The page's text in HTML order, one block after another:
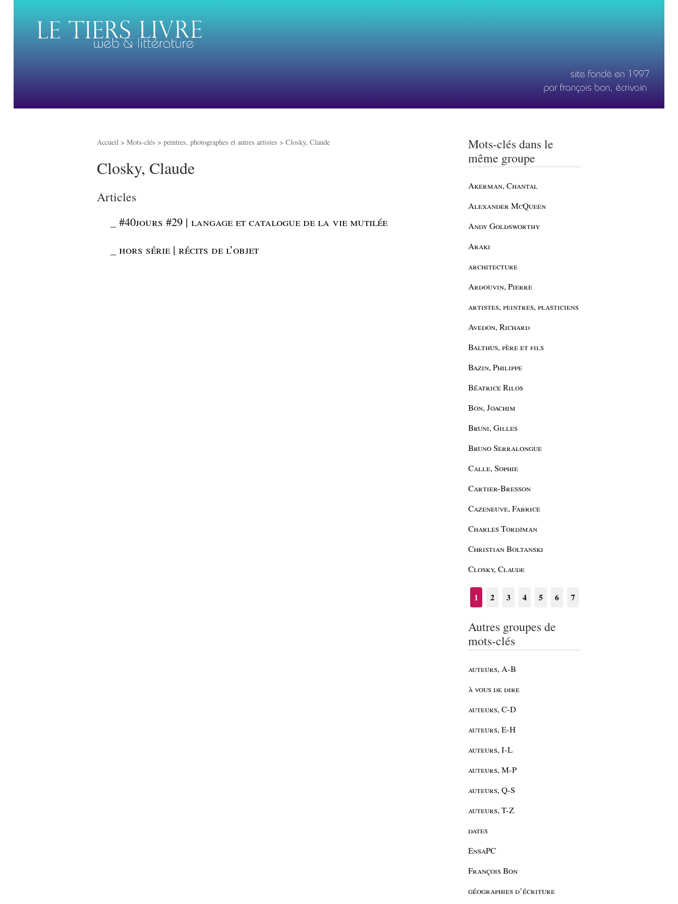
Accueil > Mots-clés > peintres, photographes et autres artistes > Closky, Claude
Closky, Claude
Articles
#40jours #29 | langage et catalogue de la vie mutilée
hors série | récits de l’objet
Mots-clés dans le
même groupe
Akerman, Chantal
Alexander McQueen
Andy Goldsworthy
Araki
architecture
Ardouvin, Pierre
artistes, peintres, plasticiens
Avedon, Richard
Balthus, père et fils
Bazin, Philippe
Béatrice Rilos
Bon, Joachim
Bruni, Gilles
Bruno Serralongue
Calle, Sophie
Cartier-Bresson
Cazeneuve, Fabrice
Charles Tordjman
Christian Boltanski
Closky, Claude
1 2 3 4 5 6 7
Autres groupes de
mots-clés
auteurs, A-B
à vous de dire
auteurs, C-D
auteurs, E-H
auteurs, I-L
auteurs, M-P
auteurs, Q-S
auteurs, T-Z
dates
EnsaPC
François Bon
géographies d’écriture